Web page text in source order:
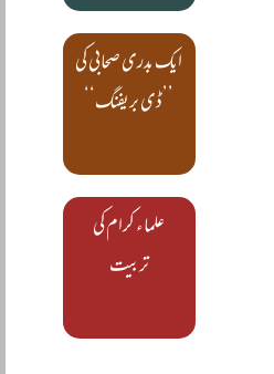
ایک بدری صحابی کی
’’ڈی بریفنگ‘‘
علماء کرام کی
تربیت